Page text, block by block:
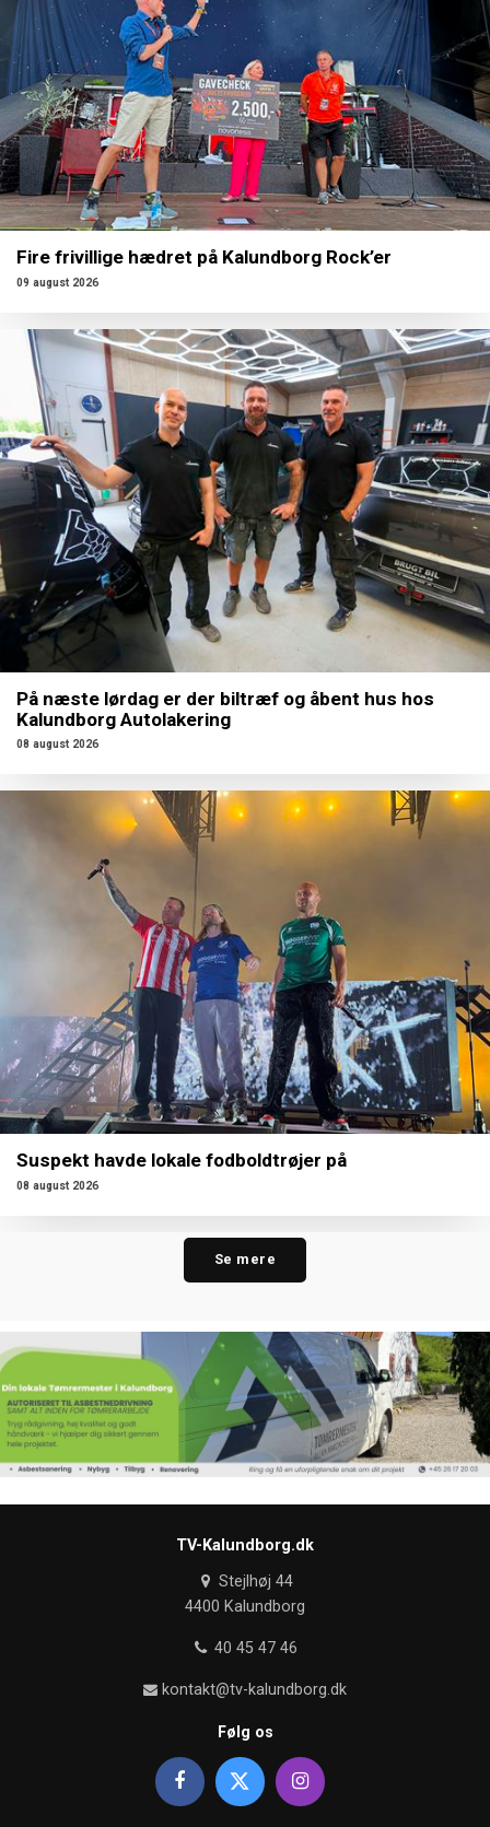
Fire frivillige hædret på Kalundborg Rock’er
09 august 2026
På næste lørdag er der biltræf og åbent hus hos
Kalundborg Autolakering
08 august 2026
Suspekt havde lokale fodboldtrøjer på
08 august 2026
Se mere
TV-Kalundborg.dk
Stejlhøj 44
4400 Kalundborg
40 45 47 46
kontakt@tv-kalundborg.dk
Følg os